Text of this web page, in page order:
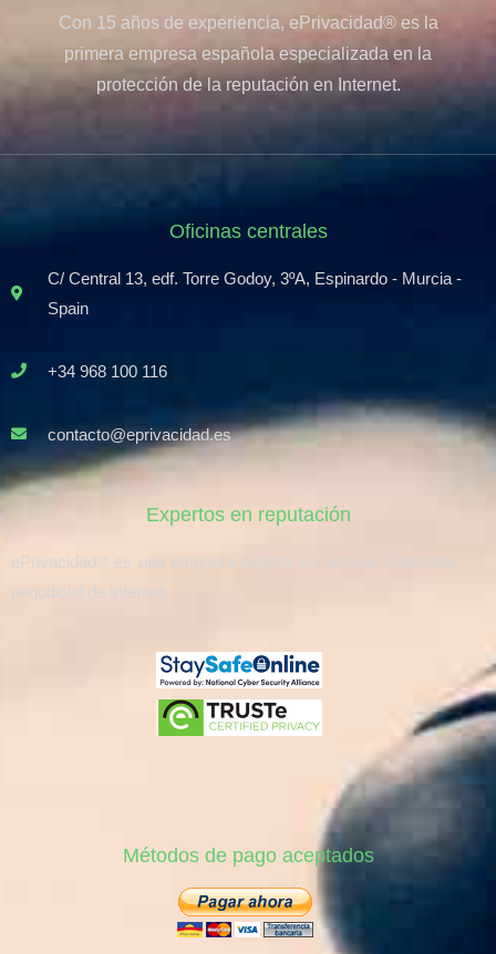
Con 15 años de experiencia, ePrivacidad® es la
primera empresa española especializada en la
protección de la reputación en Internet.
Oficinas centrales
C/ Central 13, edf. Torre Godoy, 3ºA, Espinardo - Murcia -
Spain
+34 968 100 116
contacto@eprivacidad.es
Expertos en reputación
ePrivacidad® es una empresa experta en eliminar contenido
perjudicial de Internet.
Métodos de pago aceptados